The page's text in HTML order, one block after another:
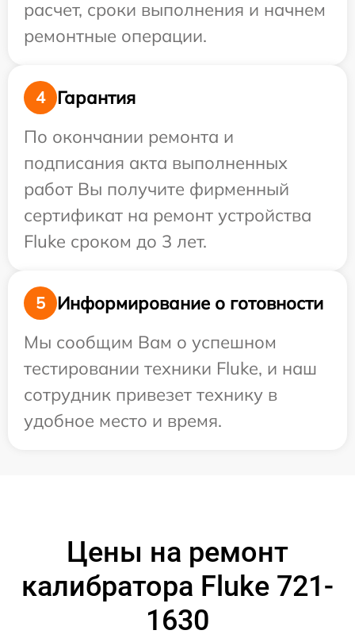
расчет, сроки выполнения и начнем
ремонтные операции.
4
Гарантия
По окончании ремонта и
подписания акта выполненных
работ Вы получите фирменный
сертификат на ремонт устройства
Fluke сроком до 3 лет.
5
Информирование о готовности
Мы сообщим Вам о успешном
тестировании техники Fluke, и наш
сотрудник привезет технику в
удобное место и время.
Цены на ремонт
калибратора Fluke 721-
1630